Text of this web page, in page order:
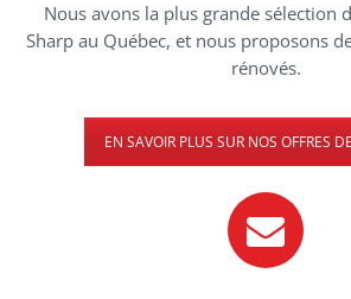
Nous avons la plus grande sélection
Sharp au Québec, et nous proposons
rénovés.
EN SAVOIR PLUS SUR NOS OFFRES